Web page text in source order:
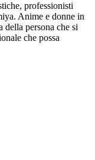
professionisti
Anime e donne in
della persona che si
che possa